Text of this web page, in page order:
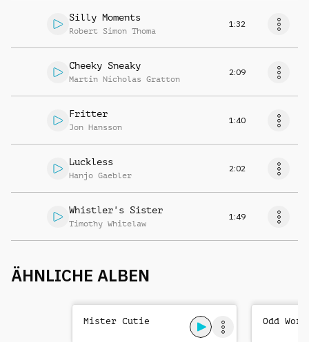
Silly Moments
Robert Simon Thoma
1:32
Cheeky Sneaky
Martin Nicholas Gratton
2:09
Fritter
Jon Hansson
1:40
Luckless
Hanjo Gaebler
2:02
Whistler's Sister
Timothy Whitelaw
1:49
ÄHNLICHE ALBEN
Mister Cutie Odd